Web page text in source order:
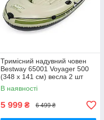
Тримісний надувний човен
Bestway 65001 Voyager 500
(348 х 141 см) весла 2 шт
В наявності
5 999 ₴ 6 499 ₴